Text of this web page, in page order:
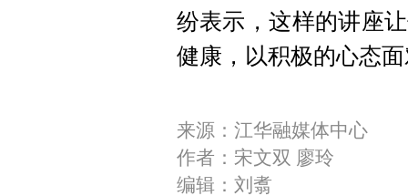
纷表示，这样的讲座
健康，以积极的心态
来源：江华融媒体中心
作者：宋文双 廖玲
编辑：刘翥